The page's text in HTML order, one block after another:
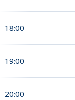
18:00
19:00
20:00